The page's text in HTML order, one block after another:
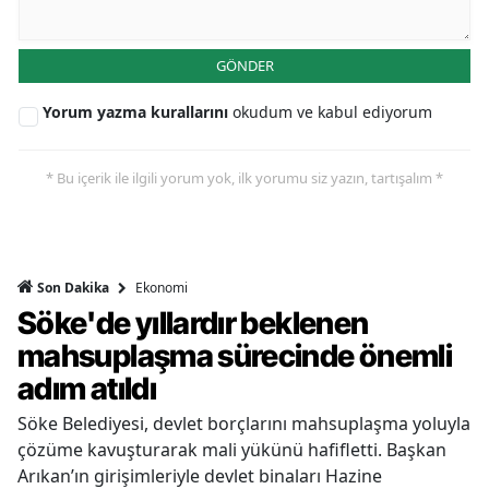
GÖNDER
Yorum yazma kurallarını okudum ve kabul ediyorum
* Bu içerik ile ilgili yorum yok, ilk yorumu siz yazın, tartışalım *
Son Dakika Ekonomi
Söke'de yıllardır beklenen
mahsuplaşma sürecinde önemli
adım atıldı
Söke Belediyesi, devlet borçlarını mahsuplaşma yoluyla
çözüme kavuşturarak mali yükünü hafifletti. Başkan
Arıkan’ın girişimleriyle devlet binaları Hazine